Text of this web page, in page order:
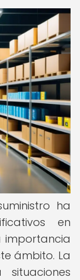
ha
en
importancia
ámbito. La